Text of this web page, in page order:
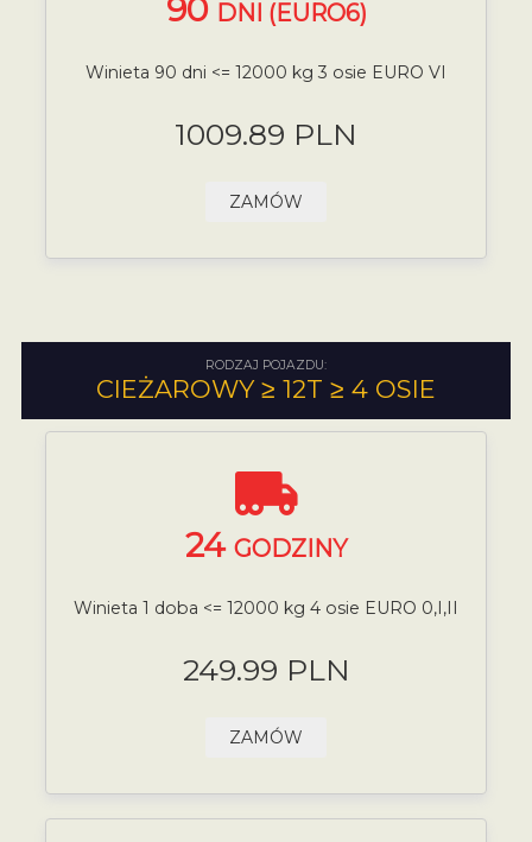
90 DNI (EURO6)
Winieta 90 dni <= 12000 kg 3 osie EURO VI
1009.89 PLN
ZAMÓW
RODZAJ POJAZDU:
CIEŻAROWY ≥ 12T ≥ 4 OSIE
24 GODZINY
Winieta 1 doba <= 12000 kg 4 osie EURO 0,I,II
249.99 PLN
ZAMÓW